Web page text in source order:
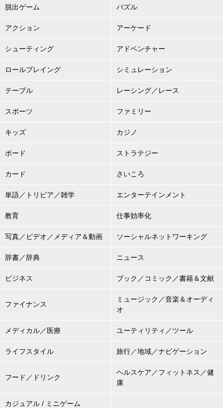
脱出ゲーム パズル
アクション アーケード
シューティング アドベンチャー
ロールプレイング シミュレーション
テーブル レーシング／レース
スポーツ ファミリー
キッズ カジノ
ボード ストラテジー
カード さいころ
単語／トリビア／雑学 エンターテインメント
教育 仕事効率化
写真／ビデオ／メディア＆動画 ソーシャルネットワーキング
辞書／辞典 ニュース
ビジネス ブック／コミック／書籍＆文献
ファイナンス
ミュージック／音楽＆オーディ
オ
メディカル／医療 ユーティリティ／ツール
ライフスタイル 旅行／地域／ナビゲーション
フード／ドリンク
ヘルスケア／フィットネス／健
康
カジュアル / ミニゲーム